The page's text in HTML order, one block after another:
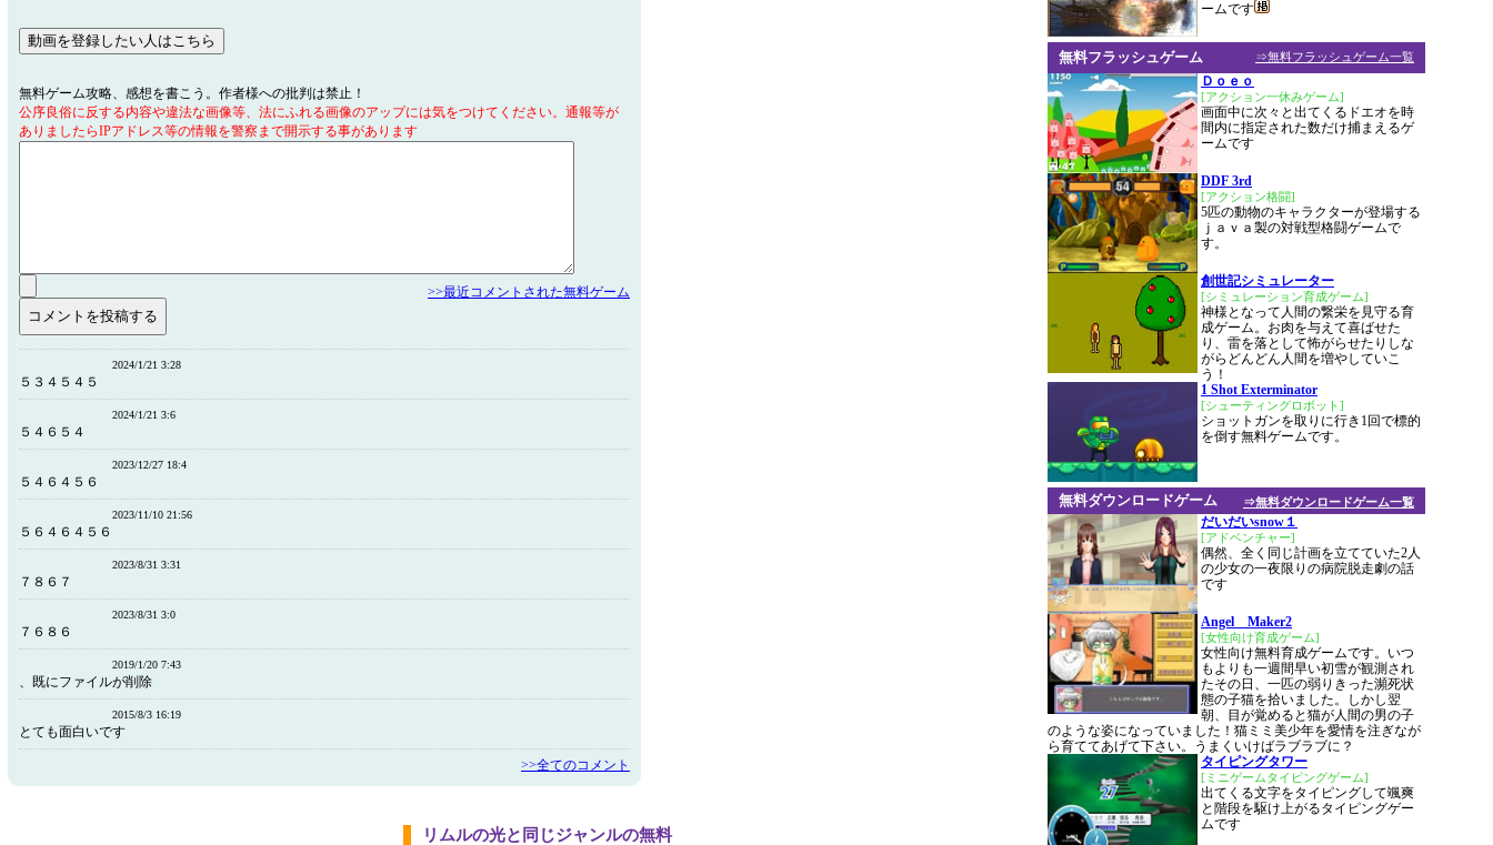
無料ゲーム攻略、感想を書こう。作者様への批判は禁止！
公序良俗に反する内容や違法な画像等、法にふれる画像のアップには気をつけてください。通報等が
ありましたらIPアドレス等の情報を警察まで開示する事があります
>>最近コメントされた無料ゲーム
2024/1/21 3:28
５３４５４５
2024/1/21 3:6
５４６５４
2023/12/27 18:4
５４６４５６
2023/11/10 21:56
５６４６４５６
2023/8/31 3:31
７８６７
2023/8/31 3:0
７６８６
2019/1/20 7:43
、既にファイルが削除
2015/8/3 16:19
とても面白いです
>>全てのコメント
リムルの光と同じジャンルの無料
ームです
⇒無料フラッシュゲーム一覧
無料フラッシュゲーム
Ｄｏｅｏ
[アクション一休みゲーム]
画面中に次々と出てくるドエオを時
間内に指定された数だけ捕まえるゲ
ームです
DDF 3rd
[アクション格闘]
5匹の動物のキャラクターが登場する
ｊａｖａ製の対戦型格闘ゲームで
す。
創世記シミュレーター
[シミュレーション育成ゲーム]
神様となって人間の繋栄を見守る育
成ゲーム。お肉を与えて喜ばせた
り、雷を落として怖がらせたりしな
がらどんどん人間を増やしていこ
う！
1 Shot Exterminator
[シューティングロボット]
ショットガンを取りに行き1回で標的
を倒す無料ゲームです。
⇒無料ダウンロードゲーム一覧
無料ダウンロードゲーム
だいだいsnow１
[アドベンチャー]
偶然、全く同じ計画を立てていた2人
の少女の一夜限りの病院脱走劇の話
です
Angel Maker2
[女性向け育成ゲーム]
女性向け無料育成ゲームです。いつ
もよりも一週間早い初雪が観測され
たその日、一匹の弱りきった瀕死状
態の子猫を拾いました。しかし翌
朝、目が覚めると猫が人間の男の子
のような姿になっていました！猫ミミ美少年を愛情を注ぎなが
ら育ててあげて下さい。うまくいけばラブラブに？
タイピングタワー
[ミニゲームタイピングゲーム]
出てくる文字をタイピングして颯爽
と階段を駆け上がるタイピングゲー
ムです